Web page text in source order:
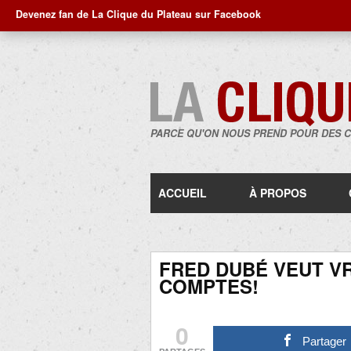
Devenez fan de La Clique du Plateau sur Facebook
PARCE QU'ON NOUS PREND POUR DES
ACCUEIL À PROPOS
FRED DUBÉ VEUT
COMPTES!
0 Partager